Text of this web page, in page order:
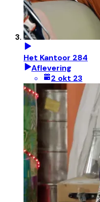
Het Kantoor 284
Aflevering
2 okt 23